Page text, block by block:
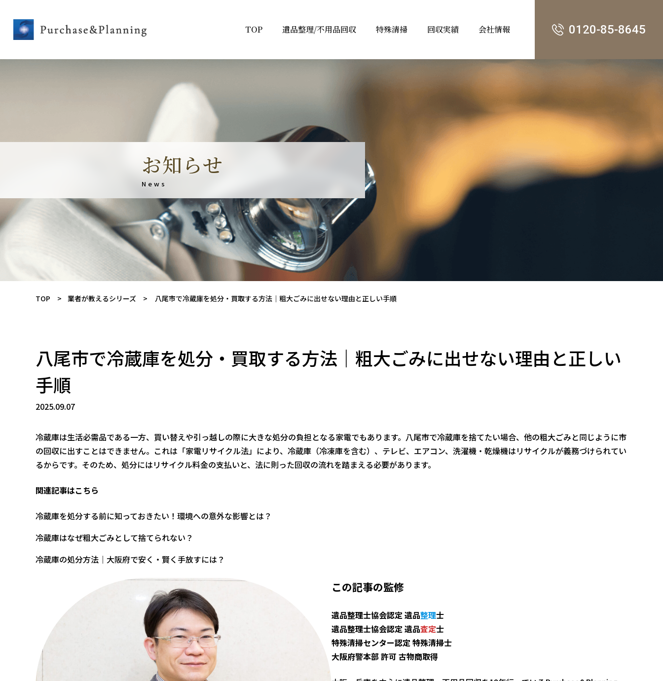
TOP 遺品整理/不用品回収 特殊清掃 回収実績 会社情報 0120-85-8645
お知らせ
News
TOP 業者が教えるシリーズ 八尾市で冷蔵庫を処分・買取する方法｜粗大ごみに出せない理由と正しい手順
八尾市で冷蔵庫を処分・買取する方法｜粗大ごみに出せない理由と正しい
手順
2025.09.07
冷蔵庫は生活必需品である一方、買い替えや引っ越しの際に大きな処分の負担となる家電でもあります。八尾市で冷蔵庫を捨てたい場合、他の粗大ごみと同じように市
の回収に出すことはできません。これは「家電リサイクル法」により、冷蔵庫（冷凍庫を含む）、テレビ、エアコン、洗濯機・乾燥機はリサイクルが義務づけられてい
るからです。そのため、処分にはリサイクル料金の支払いと、法に則った回収の流れを踏まえる必要があります。
関連記事はこちら
冷蔵庫を処分する前に知っておきたい！環境への意外な影響とは？
冷蔵庫はなぜ粗大ごみとして捨てられない？
冷蔵庫の処分方法｜大阪府で安く・賢く手放すには？
この記事の監修
遺品整理士協会認定 遺品整理士
遺品整理士協会認定 遺品査定士
特殊清掃センター認定 特殊清掃士
大阪府警本部 許可 古物商取得